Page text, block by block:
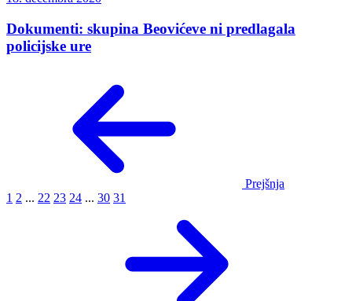
Dokumenti: skupina Beovićeve ni predlagala
policijske ure
Prejšnja
1 2 ... 22 23 24 ... 30 31